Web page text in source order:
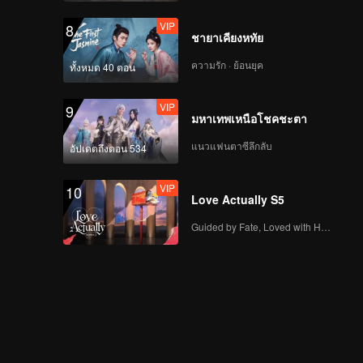
8
ทั้งหมด 40 ตอน
VIP
ชายาเคียงหทัย
ความรัก · ย้อนยุค
9
อัปเดตถึงตอน 534
VIP
มหาเทพเหนือโชคชะตา
แนวแฟนตาซีลึกลับ
10 VIP
Love Actually S5